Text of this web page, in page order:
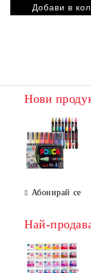
Нови
Абонирай се
Най-